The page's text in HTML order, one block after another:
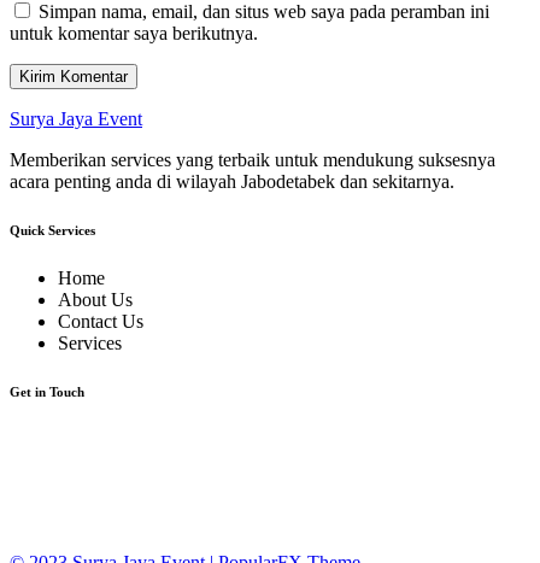
Simpan nama, email, dan situs web saya pada peramban ini
untuk komentar saya berikutnya.
Surya Jaya Event
Memberikan services yang terbaik untuk mendukung suksesnya
acara penting anda di wilayah Jabodetabek dan sekitarnya.
Quick Services
Home
About Us
Contact Us
Services
Get in Touch